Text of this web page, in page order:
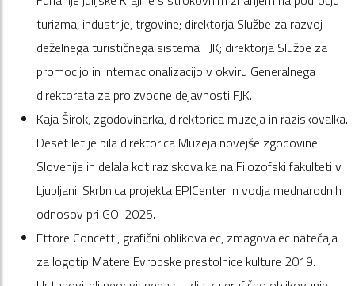
turizma, industrije, trgovine; direktorja Službe za razvoj
deželnega turističnega sistema FJK; direktorja Službe za
promocijo in internacionalizacijo v okviru Generalnega
direktorata za proizvodne dejavnosti FJK.
Kaja Širok, zgodovinarka, direktorica muzeja in raziskovalka.
Deset let je bila direktorica Muzeja novejše zgodovine
Slovenije in delala kot raziskovalka na Filozofski fakulteti v
Ljubljani. Skrbnica projekta EPICenter in vodja mednarodnih
odnosov pri GO! 2025.
Ettore Concetti, grafični oblikovalec, zmagovalec natečaja
za logotip Matere Evropske prestolnice kulture 2019.